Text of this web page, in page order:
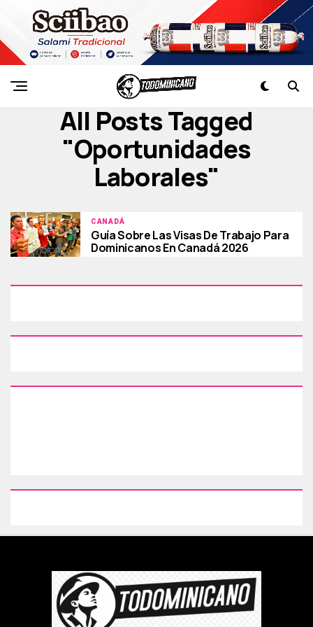
All Posts Tagged
"oportunidades
Laborales"
CANADÁ
Guía Sobre Las Visas De Trabajo Para
Dominicanos En Canadá 2026